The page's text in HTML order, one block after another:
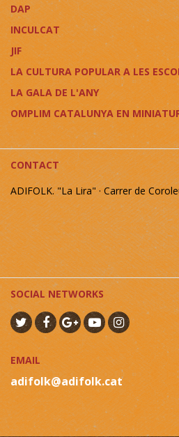
DAP
INCULCAT
JIF
LA CULTURA POPULAR A LES
LA GALA DE L'ANY
OMPLIM CATALUNYA EN
CONTACT
ADIFOLK. "La Lira" · Carrer de
SOCIAL NETWORKS
EMAIL
adifolk@adifolk.cat